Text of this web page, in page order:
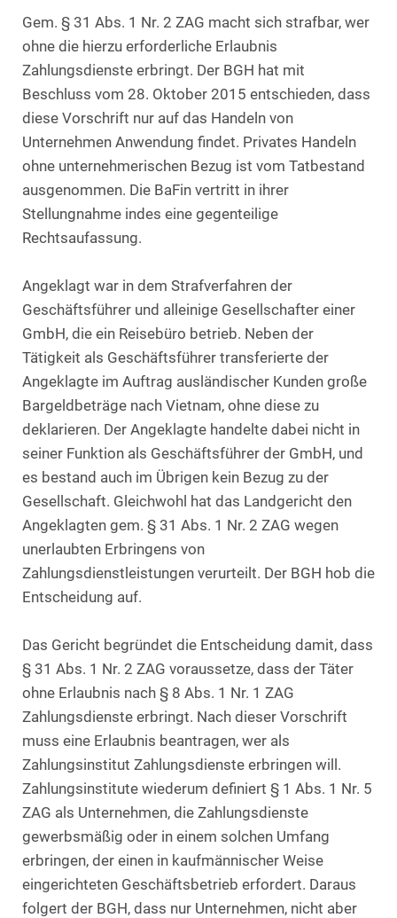
Gem. § 31 Abs. 1 Nr. 2 ZAG macht sich strafbar, wer
ohne die hierzu erforderliche Erlaubnis
Zahlungsdienste erbringt. Der BGH hat mit
Beschluss vom 28. Oktober 2015 entschieden, dass
diese Vorschrift nur auf das Handeln von
Unternehmen Anwendung findet. Privates Handeln
ohne unternehmerischen Bezug ist vom Tatbestand
ausgenommen. Die BaFin vertritt in ihrer
Stellungnahme indes eine gegenteilige
Rechtsaufassung.
Angeklagt war in dem Strafverfahren der
Geschäftsführer und alleinige Gesellschafter einer
GmbH, die ein Reisebüro betrieb. Neben der
Tätigkeit als Geschäftsführer transferierte der
Angeklagte im Auftrag ausländischer Kunden große
Bargeldbeträge nach Vietnam, ohne diese zu
deklarieren. Der Angeklagte handelte dabei nicht in
seiner Funktion als Geschäftsführer der GmbH, und
es bestand auch im Übrigen kein Bezug zu der
Gesellschaft. Gleichwohl hat das Landgericht den
Angeklagten gem. § 31 Abs. 1 Nr. 2 ZAG wegen
unerlaubten Erbringens von
Zahlungsdienstleistungen verurteilt. Der BGH hob die
Entscheidung auf.
Das Gericht begründet die Entscheidung damit, dass
§ 31 Abs. 1 Nr. 2 ZAG voraussetze, dass der Täter
ohne Erlaubnis nach § 8 Abs. 1 Nr. 1 ZAG
Zahlungsdienste erbringt. Nach dieser Vorschrift
muss eine Erlaubnis beantragen, wer als
Zahlungsinstitut Zahlungsdienste erbringen will.
Zahlungsinstitute wiederum definiert § 1 Abs. 1 Nr. 5
ZAG als Unternehmen, die Zahlungsdienste
gewerbsmäßig oder in einem solchen Umfang
erbringen, der einen in kaufmännischer Weise
eingerichteten Geschäftsbetrieb erfordert. Daraus
folgert der BGH, dass nur Unternehmen, nicht aber